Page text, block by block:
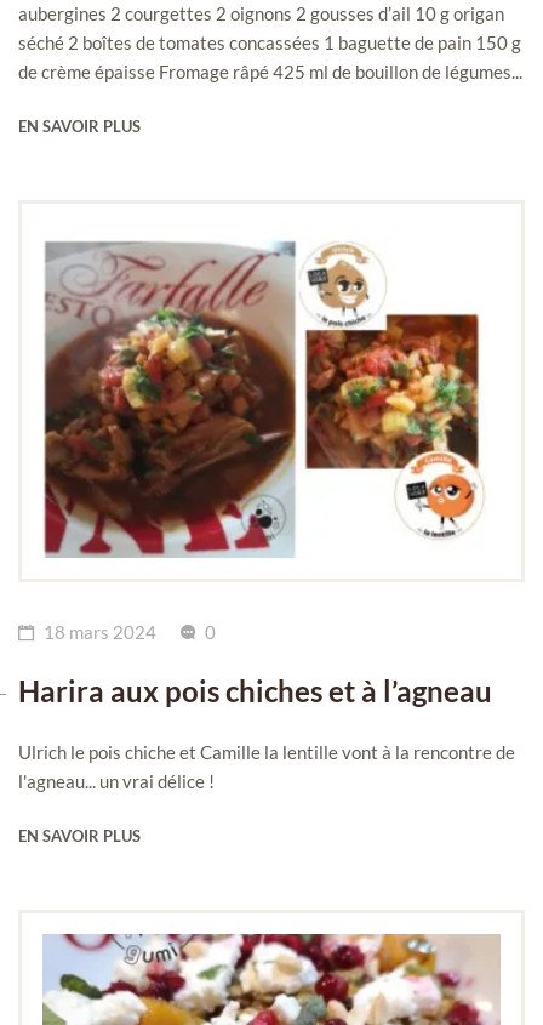
aubergines 2 courgettes 2 oignons 2 gousses d’ail 10 g origan
séché 2 boîtes de tomates concassées 1 baguette de pain 150 g
de crème épaisse Fromage râpé 425 ml de bouillon de légumes...
EN SAVOIR PLUS
18 mars 2024 0
Harira aux pois chiches et à l’agneau
Ulrich le pois chiche et Camille la lentille vont à la rencontre de
l'agneau... un vrai délice !
EN SAVOIR PLUS